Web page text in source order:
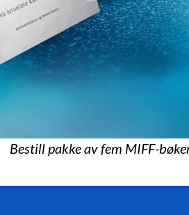
Bestill pakke av fem MIFF-